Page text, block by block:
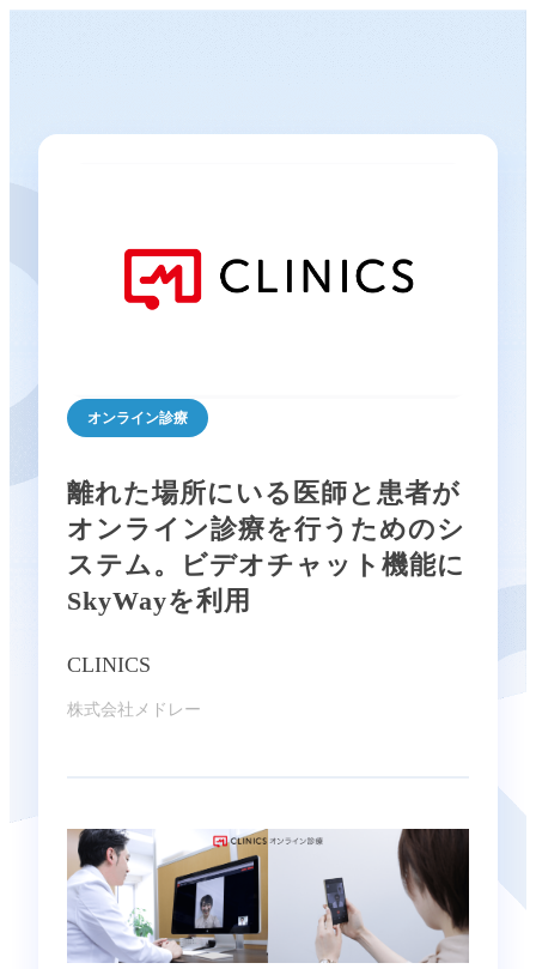
オンライン診療
離れた場所にいる医師と患者が
オンライン診療を行うためのシ
ステム。ビデオチャット機能に
SkyWayを利用
CLINICS
株式会社メドレー